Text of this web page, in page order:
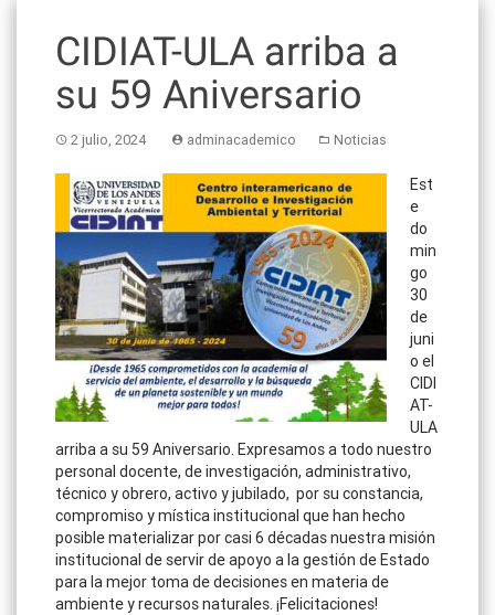
CIDIAT-ULA arriba a
su 59 Aniversario
2 julio, 2024 adminacademico Noticias
Est
e
do
min
go
30
de
juni
o el
CIDI
AT-
ULA
arriba a su 59 Aniversario. Expresamos a todo nuestro
personal docente, de investigación, administrativo,
técnico y obrero, activo y jubilado, por su constancia,
compromiso y mística institucional que han hecho
posible materializar por casi 6 décadas nuestra misión
institucional de servir de apoyo a la gestión de Estado
para la mejor toma de decisiones en materia de
ambiente y recursos naturales. ¡Felicitaciones!